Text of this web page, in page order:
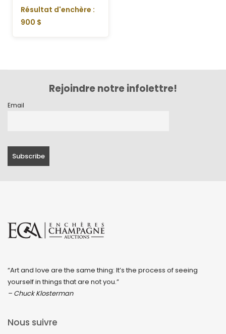
Résultat d'enchère :
900 $
Rejoindre notre infolettre!
Email
“Art and love are the same thing: It’s the process of seeing
yourself in things that are not you.”
– Chuck Klosterman
Nous suivre